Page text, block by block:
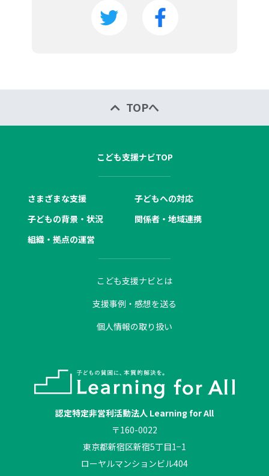
TOPへ
こども支援ナビTOP
さまざまな支援
子どもへの対応
子どもの背景・状況
関係者・地域連携
組織・拠点の運営
こども支援ナビとは
支援事例・感想を送る
個人情報の取り扱い
認定特定非営利活動法人 Learning for All
〒160-0022
東京都新宿区新宿5丁目1−1
ローヤルマンションビル404